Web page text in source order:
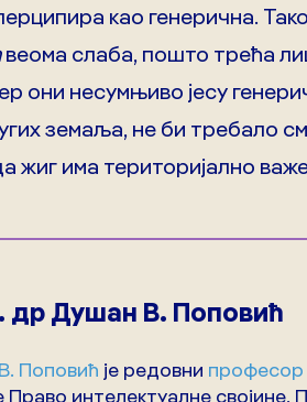
као генерична.
веома слаба, пошто трећа
они несумњиво јесу
земаља, не би требало
жиг има територијално
др Душан В. Поповић
Поповић је редовни професор
Право интелектуалне